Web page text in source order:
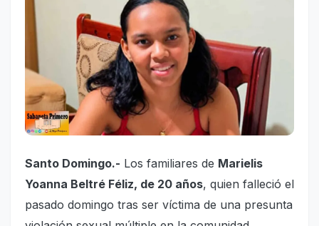
Santo Domingo.- Los familiares de Marielis
Yoanna Beltré Féliz, de 20 años, quien falleció el
pasado domingo tras ser víctima de una presunta